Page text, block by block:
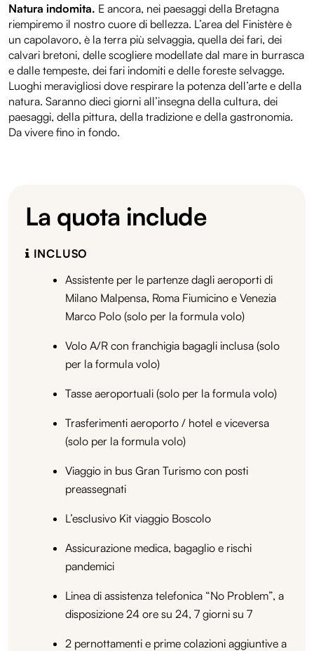
Natura indomita. E ancora, nei paesaggi della Bretagna
riempiremo il nostro cuore di bellezza. L’area del Finistère è
un capolavoro, è la terra più selvaggia, quella dei fari, dei
calvari bretoni, delle scogliere modellate dal mare in burrasca
e dalle tempeste, dei fari indomiti e delle foreste selvagge.
Luoghi meravigliosi dove respirare la potenza dell’arte e della
natura. Saranno dieci giorni all’insegna della cultura, dei
paesaggi, della pittura, della tradizione e della gastronomia.
Da vivere fino in fondo.
La quota include
INCLUSO
Assistente per le partenze dagli aeroporti di
Milano Malpensa, Roma Fiumicino e Venezia
Marco Polo (solo per la formula volo)
Volo A/R con franchigia bagagli inclusa (solo
per la formula volo)
Tasse aeroportuali (solo per la formula volo)
Trasferimenti aeroporto / hotel e viceversa
(solo per la formula volo)
Viaggio in bus Gran Turismo con posti
preassegnati
L’esclusivo Kit viaggio Boscolo
Assicurazione medica, bagaglio e rischi
pandemici
Linea di assistenza telefonica “No Problem”, a
disposizione 24 ore su 24, 7 giorni su 7
2 pernottamenti e prime colazioni aggiuntive a